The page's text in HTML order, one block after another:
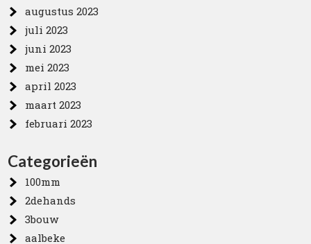
augustus 2023
juli 2023
juni 2023
mei 2023
april 2023
maart 2023
februari 2023
Categorieën
100mm
2dehands
3bouw
aalbeke